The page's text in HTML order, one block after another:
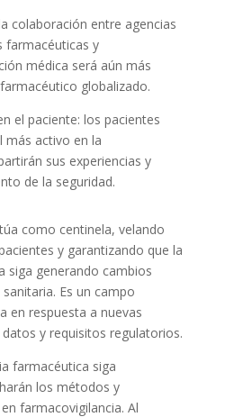
colaboración entre agencias
farmacéuticas y
médica será aún más
globalizado.
el paciente: los pacientes
más activo en la
sus experiencias y
de la seguridad.
como centinela, velando
y garantizando que la
siga generando cambios
Es un campo
en respuesta a nuevas
y requisitos regulatorios.
farmacéutica siga
los métodos y
farmacovigilancia. Al